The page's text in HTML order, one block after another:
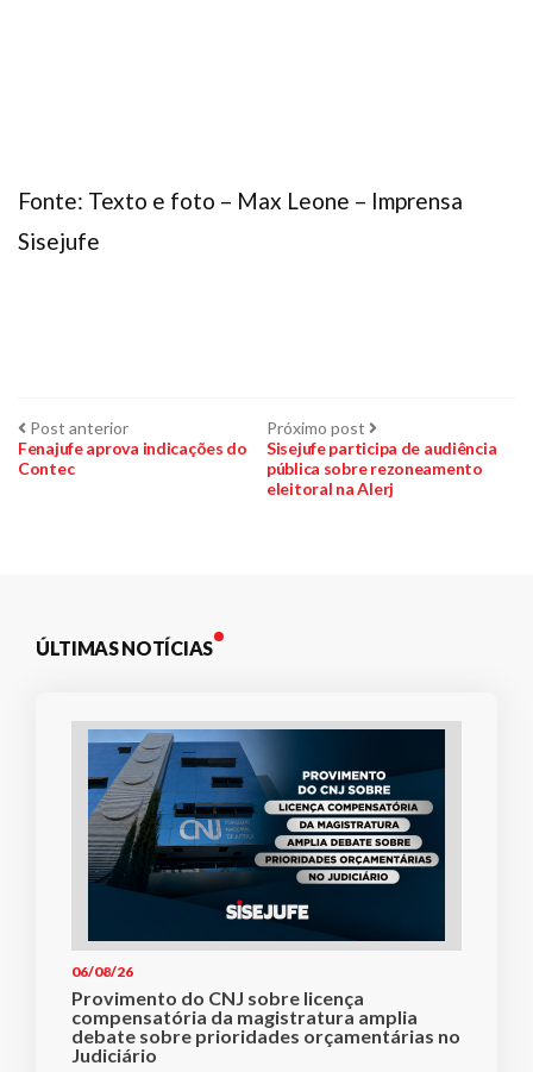
Fonte: Texto e foto – Max Leone – Imprensa
Sisejufe
Navegação
de
Post anteriorPost
anterior:
Fenajufe aprova indicações do
Contec
Próximo post Próximo
post:
Sisejufe participa de audiência
pública sobre rezoneamento
eleitoral na Alerj
ÚLTIMAS NOTÍCIAS
06/08/26
Provimento do CNJ sobre licença
compensatória da magistratura amplia
debate sobre prioridades orçamentárias no
Judiciário